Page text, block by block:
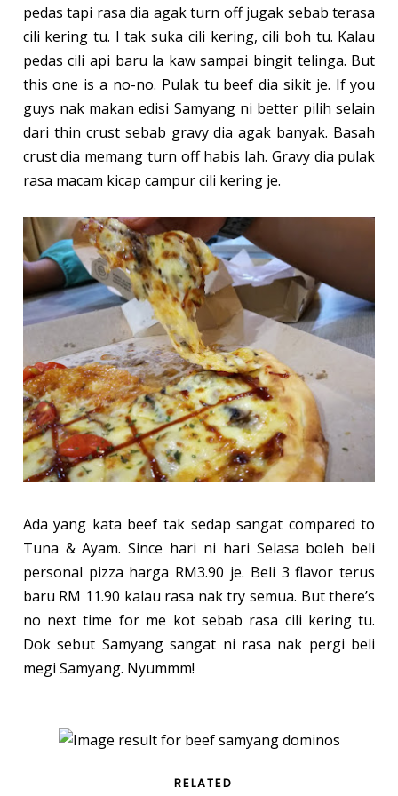
pedas tapi rasa dia agak turn off jugak sebab terasa
cili kering tu. I tak suka cili kering, cili boh tu. Kalau
pedas cili api baru la kaw sampai bingit telinga. But
this one is a no-no. Pulak tu beef dia sikit je. If you
guys nak makan edisi Samyang ni better pilih selain
dari thin crust sebab gravy dia agak banyak. Basah
crust dia memang turn off habis lah. Gravy dia pulak
rasa macam kicap campur cili kering je.
Ada yang kata beef tak sedap sangat compared to
Tuna & Ayam. Since hari ni hari Selasa boleh beli
personal pizza harga RM3.90 je. Beli 3 flavor terus
baru RM 11.90 kalau rasa nak try semua. But there’s
no next time for me kot sebab rasa cili kering tu.
Dok sebut Samyang sangat ni rasa nak pergi beli
megi Samyang. Nyummm!
RELATED